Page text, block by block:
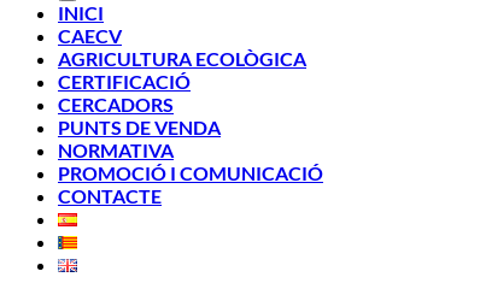
INICI
CAECV
AGRICULTURA ECOLÒGICA
CERTIFICACIÓ
CERCADORS
PUNTS DE VENDA
NORMATIVA
PROMOCIÓ I COMUNICACIÓ
CONTACTE